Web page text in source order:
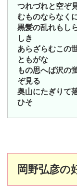
つれづれと空ぞ
むものならなく
黒髪の乱れもし
しき
あらざらむこの
ともがな
もの思へば沢の
ぞ見る
奥山にたぎりて
ひそ
岡野弘彦の